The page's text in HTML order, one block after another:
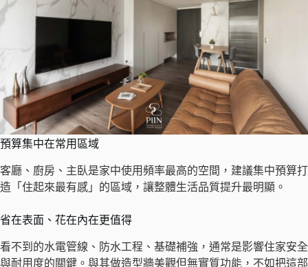
預算集中在常用區域
客廳、廚房、主臥是家中使用頻率最高的空間，建議集中預算打
造「住起來最有感」的區域，讓整體生活品質提升最明顯。
省在表面、花在內在更值得
看不到的水電管線、防水工程、基礎補強，通常是影響住家安全
與耐用度的關鍵。與其做造型牆美觀但無實質功能，不如把這部